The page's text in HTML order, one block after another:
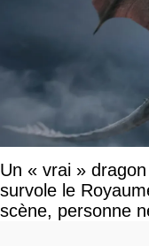
Un « vrai »
survole le
scène, personne